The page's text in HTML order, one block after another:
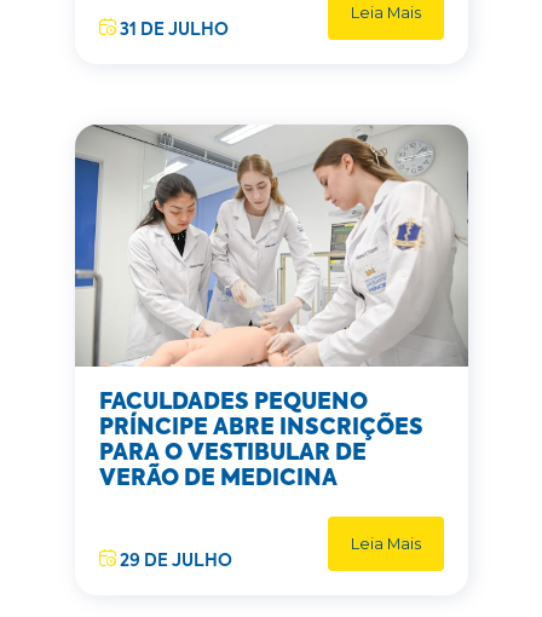
31 DE JULHO
Leia Mais
FACULDADES PEQUENO
PRÍNCIPE ABRE INSCRIÇÕES
PARA O VESTIBULAR DE
VERÃO DE MEDICINA
29 DE JULHO
Leia Mais